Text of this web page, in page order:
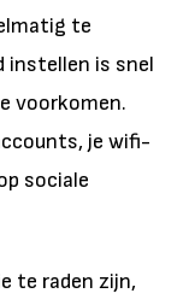
te
instellen is snel
voorkomen.
je wifi-
sociale
te raden zijn,